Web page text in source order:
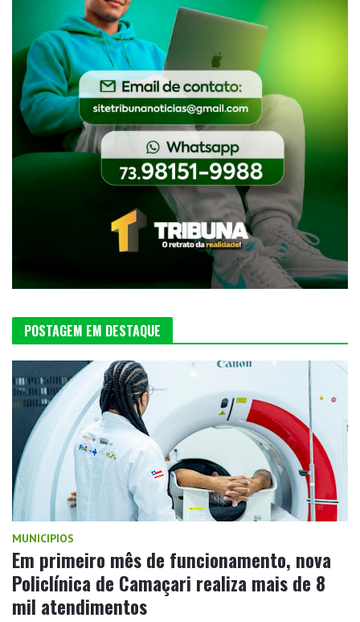
POSTAGEM EM DESTAQUE
MUNICIPIOS
Em primeiro mês de funcionamento, nova
Policlínica de Camaçari realiza mais de 8
mil atendimentos